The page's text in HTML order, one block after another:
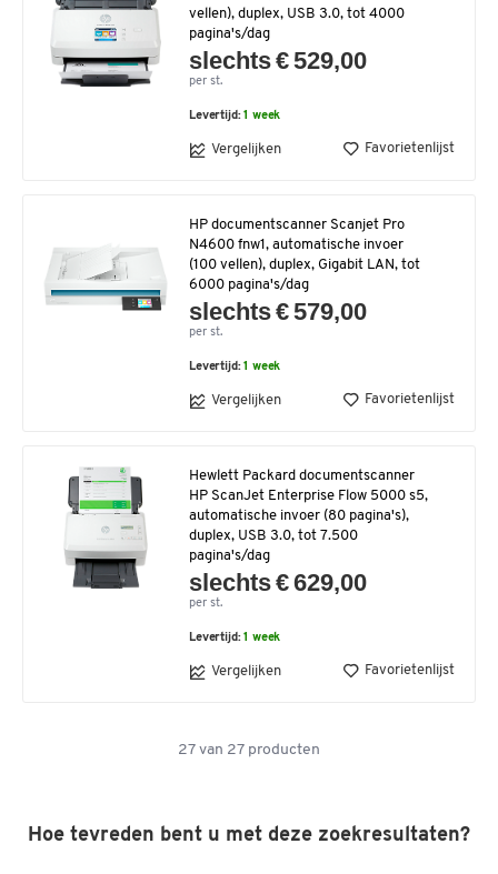
vellen), duplex, USB 3.0, tot 4000
pagina's/dag
slechts € 529,00
per st.
Levertijd:1 week
Vergelijken Favorietenlijst
HP documentscanner Scanjet Pro
N4600 fnw1, automatische invoer
(100 vellen), duplex, Gigabit LAN, tot
6000 pagina's/dag
slechts € 579,00
per st.
Levertijd:1 week
Vergelijken Favorietenlijst
Hewlett Packard documentscanner
HP ScanJet Enterprise Flow 5000 s5,
automatische invoer (80 pagina's),
duplex, USB 3.0, tot 7.500
pagina's/dag
slechts € 629,00
per st.
Levertijd:1 week
Vergelijken Favorietenlijst
27 van 27 producten
Hoe tevreden bent u met deze zoekresultaten?